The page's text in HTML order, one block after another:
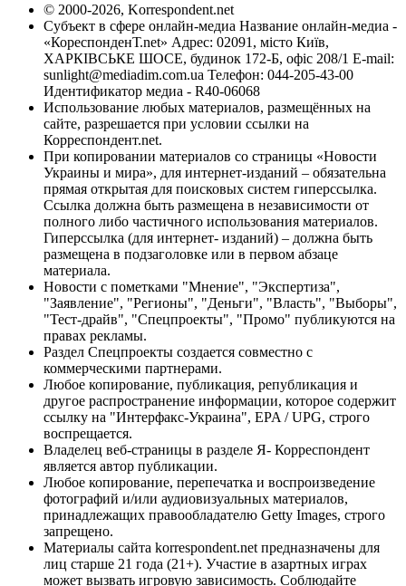
© 2000-2026, Korrespondent.net
Субъект в сфере онлайн-медиа Название онлайн-медиа -
«КореспонденТ.net» Адрес: 02091, місто Київ,
ХАРКІВСЬКЕ ШОСЕ, будинок 172-Б, офіс 208/1 E-mail:
sunlight@mediadim.com.ua Телефон: 044-205-43-00
Идентификатор медиа - R40-06068
Использование любых материалов, размещённых на
сайте, разрешается при условии ссылки на
Корреспондент.net.
При копировании материалов со страницы «Новости
Украины и мира», для интернет-изданий – обязательна
прямая открытая для поисковых систем гиперссылка.
Ссылка должна быть размещена в независимости от
полного либо частичного использования материалов.
Гиперссылка (для интернет- изданий) – должна быть
размещена в подзаголовке или в первом абзаце
материала.
Новости с пометками "Мнение", "Экспертиза",
"Заявление", "Регионы", "Деньги", "Власть", "Выборы",
"Тест-драйв", "Спецпроекты", "Промо" публикуются на
правах рекламы.
Раздел Спецпроекты создается совместно с
коммерческими партнерами.
Любое копирование, публикация, републикация и
другое распространение информации, которое содержит
ссылку на "Интерфакс-Украина", EPA / UPG, строго
воспрещается.
Владелец веб-страницы в разделе Я- Корреспондент
является автор публикации.
Любое копирование, перепечатка и воспроизведение
фотографий и/или аудиовизуальных материалов,
принадлежащих правообладателю Getty Images, строго
запрещено.
Материалы сайта korrespondent.net предназначены для
лиц старше 21 года (21+). Участие в азартных играх
может вызвать игровую зависимость. Соблюдайте